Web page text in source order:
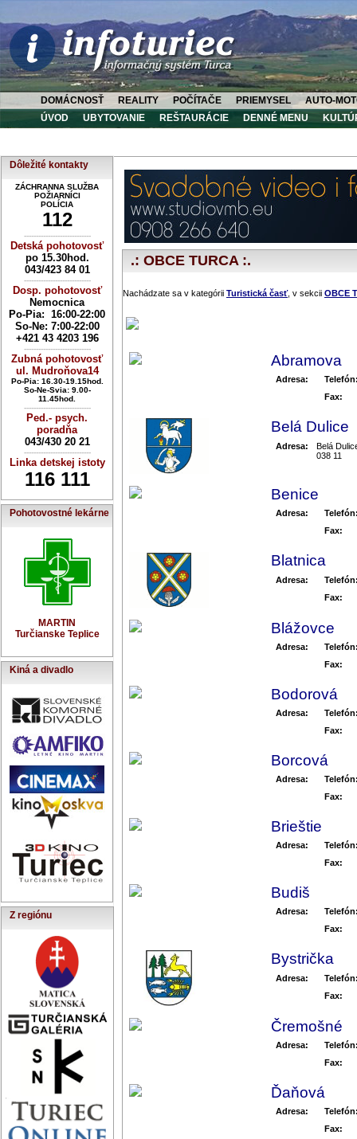
DOMÁCNOSŤ REALITY POČÍTAČE PRIEMYSEL
AUTO-
ÚVOD
UBYTOVANIE REŠTAURÁCIE DENNÉ MENU
Dôležité kontakty
ZÁCHRANNA SLUŽBA
POŽIARNÍCI
POLÍCIA
112
----------------------------
Detská pohotovosť
po 15.30hod.
043/423 84 01
----------------------------
Dosp. pohotovosť
Nemocnica
Po-Pia: 16:00-22:00
So-Ne: 7:00-22:00
+421 43 4203 196
----------------------------
Zubná pohotovosť
ul. Mudroňova14
Po-Pia: 16.30-19.15hod.
So-Ne-Svia: 9.00-
11.45hod.
----------------------------
Ped.- psych.
poradňa
043/430 20 21
----------------------------
Linka detskej istoty
116 111
Pohotovostné lekárne
MARTIN
Turčianske Teplice
Kiná a divadlo
Z regiónu
.: OBCE TURCA :.
Nachádzate sa v kategórii Turistická časť, v sekcii OBCE
Abramova
Adresa:
Fax:
Belá Dulice
Adresa:
Belá
038 11
Benice
Adresa:
Fax:
Blatnica
Adresa:
Fax:
Blážovce
Adresa:
Fax:
Bodorová
Adresa:
Fax:
Borcová
Adresa:
Fax:
Brieštie
Adresa:
Fax:
Budiš
Adresa:
Fax:
Bystrička
Adresa:
Fax:
Čremošné
Adresa:
Fax:
Ďaňová
Adresa:
Fax: